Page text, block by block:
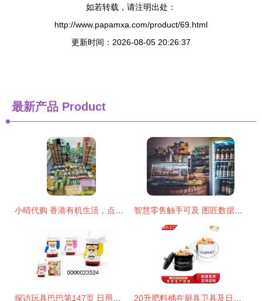
如若转载，请注明出处：
http://www.papamxa.com/product/69.html
更新时间：2026-08-05 20:26:37
最新产品 Product